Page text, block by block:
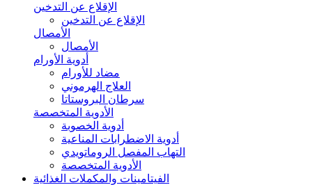
الإقلاع عن التدخين
الإقلاع عن التدخين
الأمصال
الأمصال
أدوية الأورام
مضاد للأورام
العلاج الهرموني
سرطان البروستاتا
الأدوية المتخصصة
أدوية الخصوبة
أدوية الاضطرابات المناعية
التهاب المفصل الروماتويدي
الأدوية المتخصصة
الفيتامينات والمكملات الغذائية